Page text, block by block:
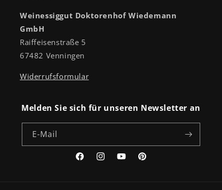
Weinessiggut Doktorenhof Wiedemann
GmbH
Raiffeisenstraße 5
67482 Venningen
Widerrufsformular
Melden Sie sich für unseren Newsletter an
E-Mail
FacebookInstagramYouTubePinterest